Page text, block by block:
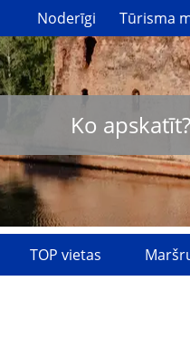
Noderīgi Tūrisma
Ko apskatīt?
TOP vietas